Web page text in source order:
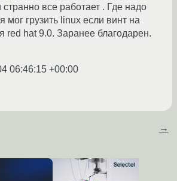
странно все работает . Где надо
мог грузить linux если винт на
red hat 9.0. Заранее благодарен.
06:46:15 +00:00
→